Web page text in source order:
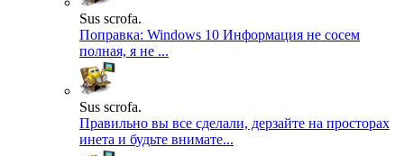
Sus scrofa.
Поправка: Windows 10 Информация не сосем
полная, я не ...
Sus scrofa.
Правильно вы все сделали, дерзайте на просторах
инета и будьте внимате...